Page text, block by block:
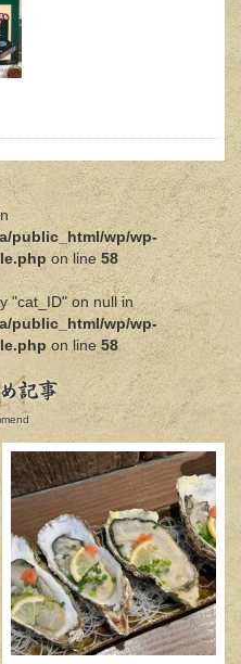
public_html/wp/wp-
on line58
"cat_ID" on null in
public_html/wp/wp-
on line58
記事